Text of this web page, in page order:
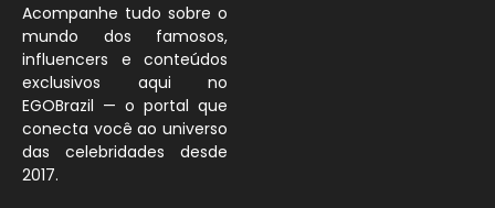
Acompanhe tudo sobre o
mundo dos famosos,
influencers e conteúdos
exclusivos aqui no
EGOBrazil — o portal que
conecta você ao universo
das celebridades desde
2017.